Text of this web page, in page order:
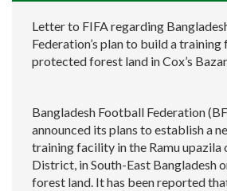
Letter to FIFA regarding
Federation’s plan to build a
protected forest land in Cox’s
Bangladesh Football Federation
announced its plans to establish a
training facility in the Ramu upazila
District, in South-East Bangladesh
forest land. It has been reported